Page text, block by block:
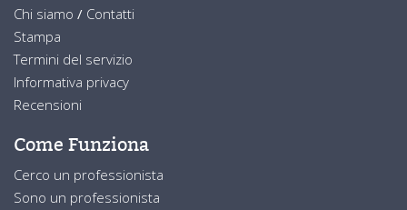
Chi siamo / Contatti
Stampa
Termini del servizio
Informativa privacy
Recensioni
Come Funziona
Cerco un professionista
Sono un professionista